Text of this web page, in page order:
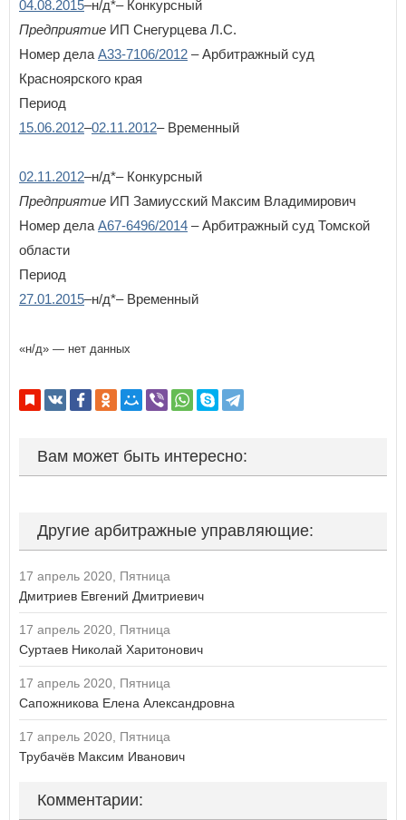
Республика Башкортостан
Республика Бурятия
Республика Дагестан
Республика Калмыкия
Республика Карелия
Республика Коми
Республика Мордовия
Республика Саха (Якутия)
Республика Татарстан
Республика Тыва
Республика Хакасия
Рязанская область
Самарская область
Саратовская область
Сахалинская область
Смоленская область
Ставропольский край
Тамбовская область
Томская область
Тульская область
Тюменская область
У
Ульяновская область
Хабаровский край
Ч
04.08.2015–н/д*– Конкурсный
Предприятие ИП Снегурцева Л.С.
Номер дела А33-7106/2012 – Арбитражный суд
Красноярского края
Период
15.06.2012–02.11.2012– Временный
02.11.2012–н/д*– Конкурсный
Предприятие ИП Замиусский Максим Владимирович
Номер дела А67-6496/2014 – Арбитражный суд Томской
области
Период
27.01.2015–н/д*– Временный
«н/д» — нет данных
Вам может быть интересно:
Другие арбитражные управляющие:
17 апрель 2020, Пятница
Дмитриев Евгений Дмитриевич
17 апрель 2020, Пятница
Суртаев Николай Харитонович
17 апрель 2020, Пятница
Сапожникова Елена Александровна
17 апрель 2020, Пятница
Трубачёв Максим Иванович
Комментарии: